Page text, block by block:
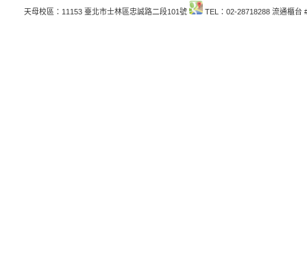
天母校區：11153 臺北市士林區忠誠路二段101號
TEL：02-28718288 流通櫃台